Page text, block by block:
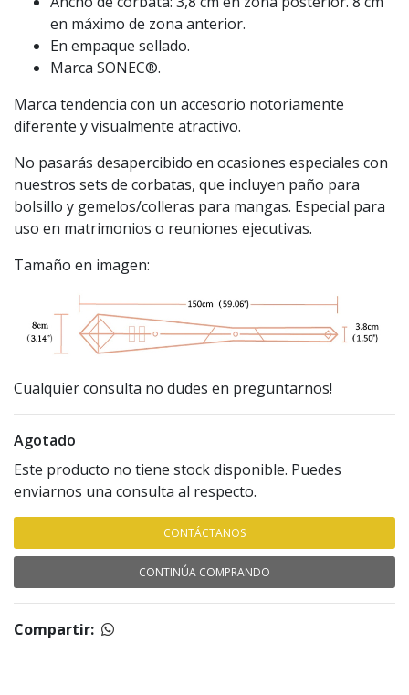
en máximo de zona anterior.
En empaque sellado.
Marca SONEC®.
Marca tendencia con un accesorio notoriamente
diferente y visualmente atractivo.
No pasarás desapercibido en ocasiones especiales con
nuestros sets de corbatas, que incluyen paño para
bolsillo y gemelos/colleras para mangas. Especial para
uso en matrimonios o reuniones ejecutivas.
Tamaño en imagen:
Cualquier consulta no dudes en preguntarnos!
Agotado
Este producto no tiene stock disponible. Puedes
enviarnos una consulta al respecto.
CONTÁCTANOS
CONTINÚA COMPRANDO
Compartir: